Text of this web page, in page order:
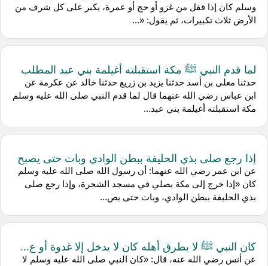
وسلم كان إذا قفل من غزو أو حج أو عمرة، يكبر على كل شرف من
الأرض ثلاث تكبيرات، ثم يقول: «...
لما قدم النبي ﷺ مكة استقبلته أغيلمة بني عبد المطلب
حدثنا معلى بن أسد حدثنا يزيد بن زريع حدثنا خالد عن عكرمة عن
ابن عباس رضي الله عنهما قال لما قدم النبي صلى الله عليه وسلم
مكة استقبلته أغيلمة بني عبد...
إذا رجع صلى بذي الحليفة ببطن الوادي وبات حتى يصبح
عن ابن عمر رضي الله عنهما: أن رسول الله صلى الله عليه وسلم
كان «إذا خرج إلى مكة يصلي في مسجد الشجرة، وإذا رجع صلى
بذي الحليفة ببطن الوادي، وبات حتى يص...
كان النبي ﷺ لا يطرق أهله كان لا يدخل إلا غدوة أو ع...
عن أنس رضي الله عنه، قال: «كان النبي صلى الله عليه وسلم لا